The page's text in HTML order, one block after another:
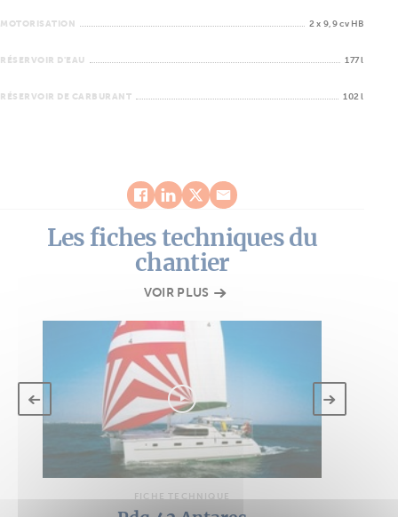
MOTORISATION 2 x 9,9 cv HB
RÉSERVOIR D'EAU 177 l
RÉSERVOIR DE CARBURANT 102 l
Les fiches techniques du
chantier
VOIR PLUS
FICHE TECHNIQUE